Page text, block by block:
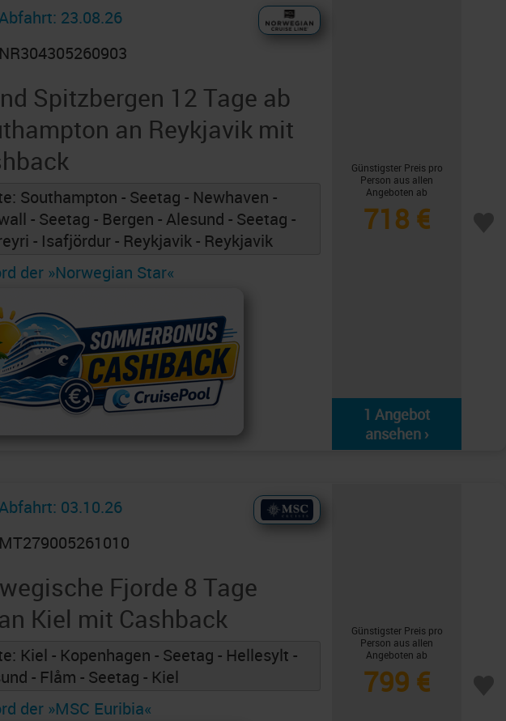
23.08.26
NR304305260903
Spitzbergen 12 Tage ab
an Reykjavik mit
Southampton - Seetag - Newhaven -
- Seetag - Bergen - Alesund - Seetag -
- Isafjördur - Reykjavik - Reykjavik
der »Norwegian Star«
Günstigster Preis pro
Person aus allen
Angeboten ab
718 €
1 Angebot
ansehen ›
03.10.26
MT279005261010
Fjorde 8 Tage
Kiel mit Cashback
Kiel - Kopenhagen - Seetag - Hellesylt -
- Flåm - Seetag - Kiel
der »MSC Euribia«
Günstigster Preis pro
Person aus allen
Angeboten ab
799 €